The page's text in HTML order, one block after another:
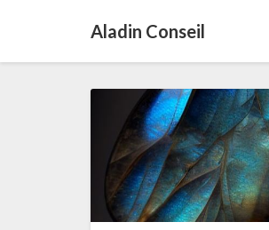
Aladin Conseil